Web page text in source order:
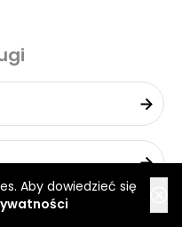
Aby dowiedzieć się